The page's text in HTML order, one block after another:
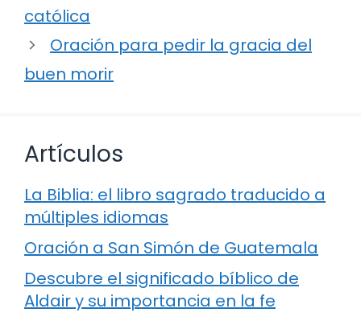
católica
Oración para pedir la gracia del
buen morir
Artículos
La Biblia: el libro sagrado traducido a
múltiples idiomas
Oración a San Simón de Guatemala
Descubre el significado bíblico de
Aldair y su importancia en la fe